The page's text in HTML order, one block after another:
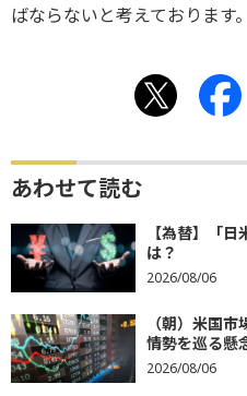
ばならないと考えております
あわせて読む
【為替】「
は？
2026/08/06
（朝）米国
情勢を巡る懸
2026/08/06